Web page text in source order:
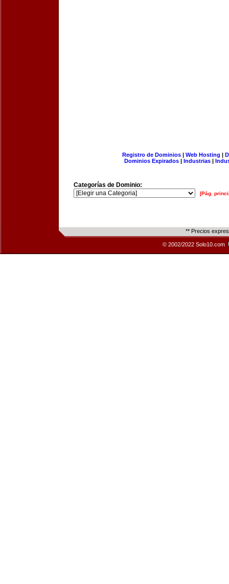
Registro de Dominios| Web Hosting |
Dominios Expirados | Industrias |
Categorías de Dominio:
[Pág.
** Precios
© 2002/2022 Solo10.com